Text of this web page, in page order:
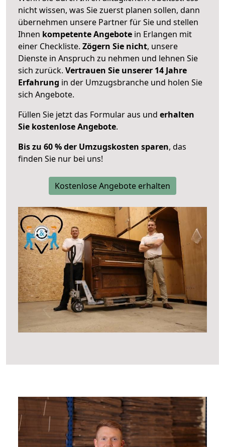
nicht wissen, was Sie zuerst planen sollen, dann
übernehmen unsere Partner für Sie und stellen
Ihnen kompetente Angebote in Erlangen mit
einer Checkliste. Zögern Sie nicht, unsere
Dienste in Anspruch zu nehmen und lehnen Sie
sich zurück. Vertrauen Sie unserer 14 Jahre
Erfahrung in der Umzugsbranche und holen Sie
sich Angebote.
Füllen Sie jetzt das Formular aus und erhalten
Sie kostenlose Angebote.
Bis zu 60 % der Umzugskosten sparen, das
finden Sie nur bei uns!
Kostenlose Angebote erhalten